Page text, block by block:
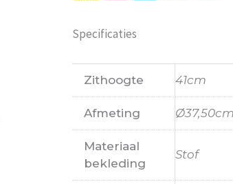
Specificaties
Zithoogte 41cm
Afmeting Ø37,50cm
Materiaal
bekleding
Stof